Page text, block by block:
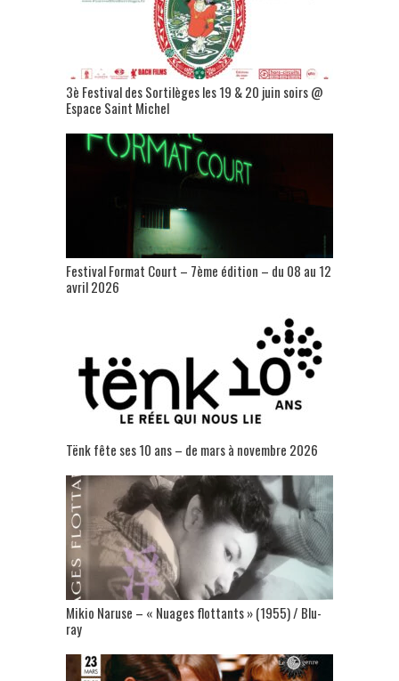
3è Festival des Sortilèges les 19 & 20 juin soirs @
Espace Saint Michel
Festival Format Court – 7ème édition – du 08 au 12
avril 2026
Tënk fête ses 10 ans – de mars à novembre 2026
Mikio Naruse – « Nuages flottants » (1955) / Blu-
ray